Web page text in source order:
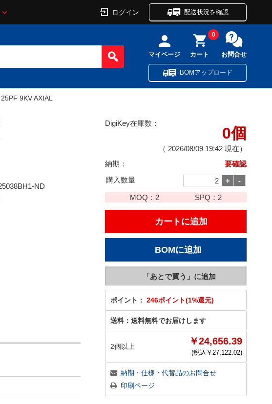
ログイン 配送状況を確認
マイページ カート
0
お問合せ
BOMアップロード
9KV AXIAL
ND
DigiKey在庫数：
0個
（ 2026/08/09 19:42 現在）
納期：
要確認
購入数量
MOQ： 2 SPQ： 2
ポイント： 246ポイント(1%還元)
送料： 送料無料でお届けします
2個以上 ￥24,656.39
(税込￥ 27,122.02)
納期・仕様・代替品のお問合せ
印刷ページ